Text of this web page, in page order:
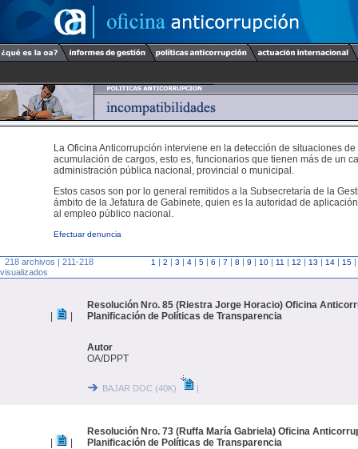
La Oficina Anticorrupción interviene en la detección de situaciones
acumulación de cargos, esto es, funcionarios que tienen más de un
administración pública nacional, provincial o municipal.
Estos casos son por lo general remitidos a la Subsecretaría de la
ámbito de la Jefatura de Gabinete, quien es la autoridad de
al empleo público nacional.
Efectuar denuncia
218 archivos | 211-218
visualizados
1 | 2 | 3 | 4 | 5 | 6 | 7 | 8 | 9 | 10 | 11 | 12 | 13 | 14 | 15 |
Resolución Nro. 85 (Riestra Jorge Horacio) Oficina
Planificación de Políticas de Transparencia
Autor
OA/DPPT
BAJAR DOC (40K) |
Resolución Nro. 73 (Ruffa María Gabriela) Oficina
Planificación de Políticas de Transparencia